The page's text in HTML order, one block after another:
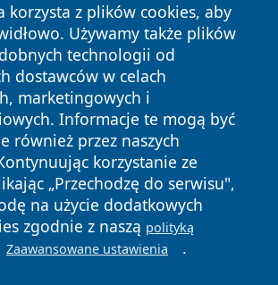
korzysta z plików cookies, aby
Używamy także plików
technologii od
dostawców w celach
marketingowych i
Informacje te mogą być
również przez naszych
korzystanie ze
„Przechodzę do serwisu",
na użycie dodatkowych
zgodnie z naszą polityką
Zaawansowane ustawienia .
Wszystkie prawa
Polityka
Prywatności
Polityka
Cookies